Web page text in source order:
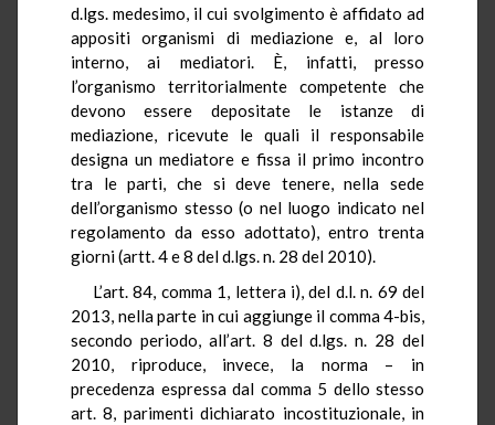
d.lgs. medesimo, il cui svolgimento è affidato ad
appositi organismi di mediazione e, al loro
interno, ai mediatori. È, infatti, presso
l’organismo territorialmente competente che
devono essere depositate le istanze di
mediazione, ricevute le quali il responsabile
designa un mediatore e fissa il primo incontro
tra le parti, che si deve tenere, nella sede
dell’organismo stesso (o nel luogo indicato nel
regolamento da esso adottato), entro trenta
giorni (artt. 4 e 8 del d.lgs. n. 28 del 2010).
L’art. 84, comma 1, lettera i), del d.l. n. 69 del
2013, nella parte in cui aggiunge il comma 4-bis,
secondo periodo, all’art. 8 del d.lgs. n. 28 del
2010, riproduce, invece, la norma – in
precedenza espressa dal comma 5 dello stesso
art. 8, parimenti dichiarato incostituzionale, in